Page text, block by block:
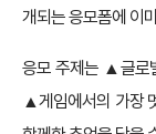
개되는 응모폼에 이
응모 주제는 ▲글로
▲게임에서의 가장